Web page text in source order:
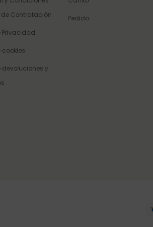
de Contratación
Privacidad
cookies
devoluciones y
Pedido